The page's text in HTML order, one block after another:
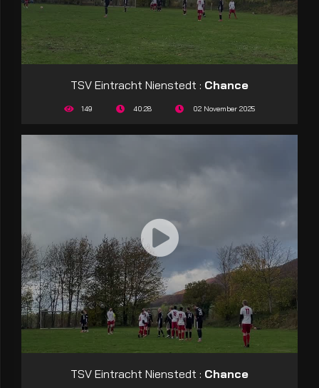
TSV Eintracht Nienstedt : Chance
149 40:28 02 November 2025
TSV Eintracht Nienstedt : Chance